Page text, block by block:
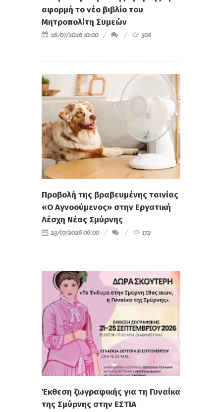
αφορμή το νέο βιβλίο του
Μητροπολίτη Συμεών
26/07/2026 10:00 508
Προβολή της βραβευμένης ταινίας
«Ο Αγνοούμενος» στην Εργατική
Λέσχη Νέας Σμύρνης
23/07/2026 06:00 172
Έκθεση ζωγραφικής για τη Γυναίκα
της Σμύρνης στην ΕΣΤΙΑ